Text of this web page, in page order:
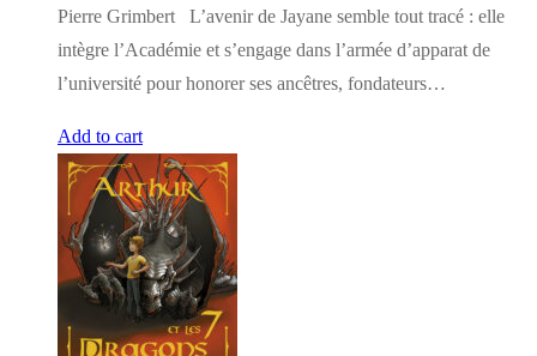
Pierre Grimbert L’avenir de Jayane semble tout tracé : elle
intègre l’Académie et s’engage dans l’armée d’apparat de
l’université pour honorer ses ancêtres, fondateurs…
Add to cart